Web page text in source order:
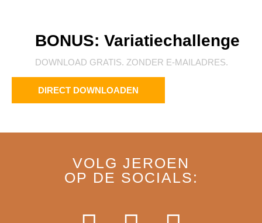
BONUS: Variatiechallenge
DOWNLOAD GRATIS. ZONDER E-MAILADRES.
DIRECT DOWNLOADEN
VOLG JEROEN
OP DE SOCIALS: